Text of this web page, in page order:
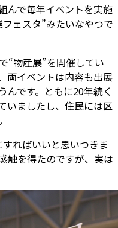
んで毎年イベントを実施
ェスタ”みたいなやつで
“物産展”を開催してい
両イベントは内容も出展
んです。ともに20年続く
いましたし、住民には区
ればいいと思いつきま
触を得たのですが、実は